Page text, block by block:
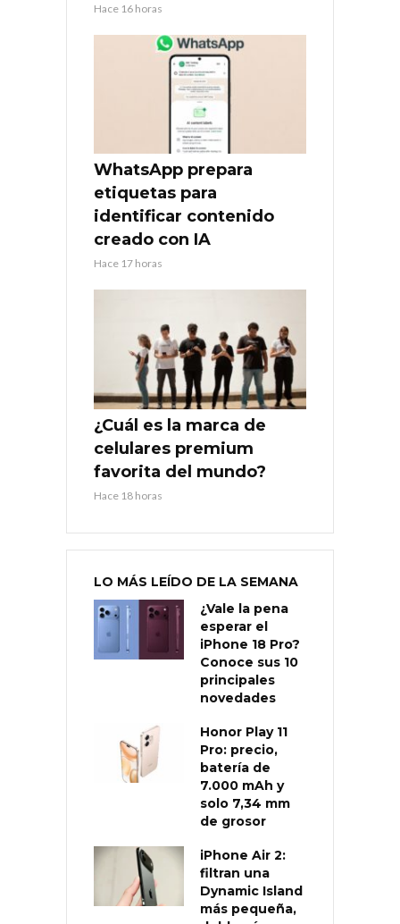
Hace 16 horas
WhatsApp prepara
etiquetas para
identificar contenido
creado con IA
Hace 17 horas
¿Cuál es la marca de
celulares premium
favorita del mundo?
Hace 18 horas
LO MÁS LEÍDO DE LA SEMANA
¿Vale la pena
esperar el
iPhone 18 Pro?
Conoce sus 10
principales
novedades
Honor Play 11
Pro: precio,
batería de
7.000 mAh y
solo 7,34 mm
de grosor
iPhone Air 2:
filtran una
Dynamic Island
más pequeña,